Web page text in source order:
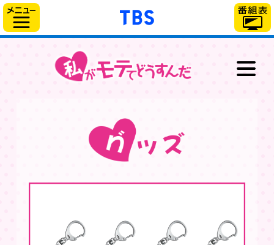
「TBSテレビ」トップ
最新情報
スタッフ＆キャスト
あらすじ
スペシャル